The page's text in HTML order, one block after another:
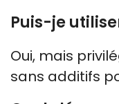
Puis-je
Oui, mais
sans additifs